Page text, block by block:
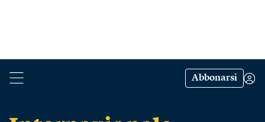
Abbonarsi